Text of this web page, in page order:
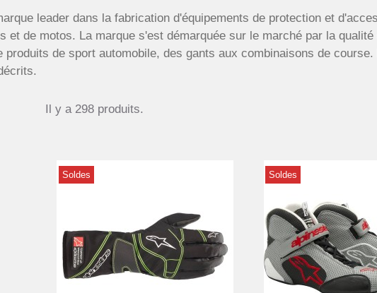
leader dans la fabrication d'équipements de protection et
et de motos. La marque s'est démarquée sur le marché par la
produits de sport automobile, des gants aux combinaisons de
Il y a 298 produits.
Soldes Soldes